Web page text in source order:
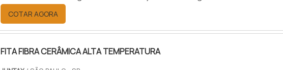
cada vez mais diversificada, o distribuidor de orings passa a estabelecer
meios de adaptação de seus itens de base, oferecendo
adequados e .
COTAR AGORA
FITA FIBRA CERÂMICA ALTA TEMPERATURA